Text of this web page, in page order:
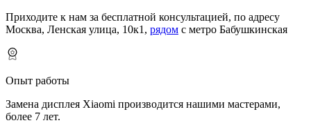
Приходите к нам за бесплатной консультацией, по адресу
Москва, Ленская улица, 10к1, рядом с метро Бабушкинская
Опыт работы
Замена дисплея Xiaomi производится нашими мастерами,
более 7 лет.